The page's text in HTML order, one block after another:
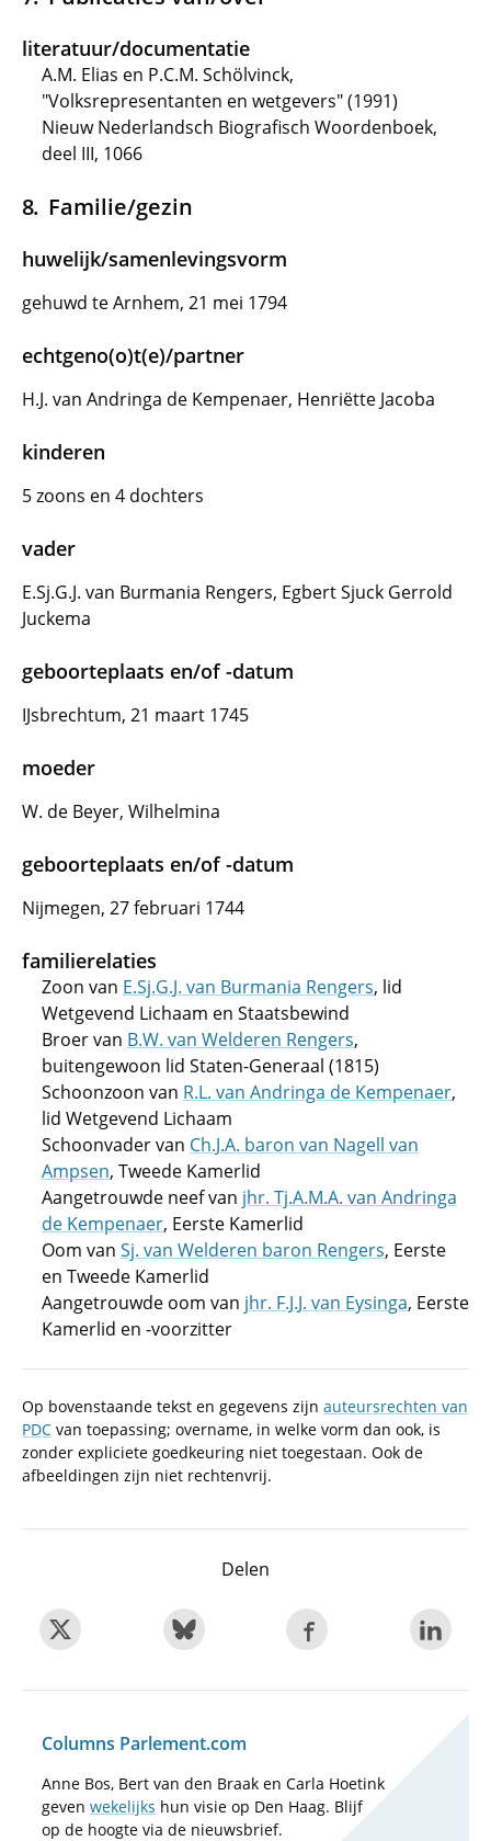
literatuur/documentatie
A.M. Elias en P.C.M. Schölvinck,
"Volksrepresentanten en wetgevers" (1991)
Nieuw Nederlandsch Biografisch Woordenboek,
deel III, 1066
Familie/gezin
huwelijk/samenlevingsvorm
gehuwd te Arnhem, 21 mei 1794
echtgeno(o)t(e)/partner
H.J. van Andringa de Kempenaer, Henriëtte Jacoba
kinderen
5 zoons en 4 dochters
vader
E.Sj.G.J. van Burmania Rengers, Egbert Sjuck Gerrold
Juckema
geboorteplaats en/of -datum
IJsbrechtum, 21 maart 1745
moeder
W. de Beyer, Wilhelmina
geboorteplaats en/of -datum
Nijmegen, 27 februari 1744
familierelaties
Zoon van E.Sj.G.J. van Burmania Rengers, lid
Wetgevend Lichaam en Staatsbewind
Broer van B.W. van Welderen Rengers,
buitengewoon lid Staten-Generaal (1815)
Schoonzoon van R.L. van Andringa de Kempenaer,
lid Wetgevend Lichaam
Schoonvader van Ch.J.A. baron van Nagell van
Ampsen, Tweede Kamerlid
Aangetrouwde neef van jhr. Tj.A.M.A. van Andringa
de Kempenaer, Eerste Kamerlid
Oom van Sj. van Welderen baron Rengers, Eerste
en Tweede Kamerlid
Aangetrouwde oom van jhr. F.J.J. van Eysinga, Eerste
Kamerlid en -voorzitter
Op bovenstaande tekst en gegevens zijn auteursrechten van
PDC van toepassing; overname, in welke vorm dan ook, is
zonder expliciete goedkeuring niet toegestaan. Ook de
afbeeldingen zijn niet rechtenvrij.
Delen
Columns Parlement.com
Anne Bos, Bert van den Braak en Carla Hoetink
geven wekelijks hun visie op Den Haag. Blijf
op de hoogte via de nieuwsbrief.